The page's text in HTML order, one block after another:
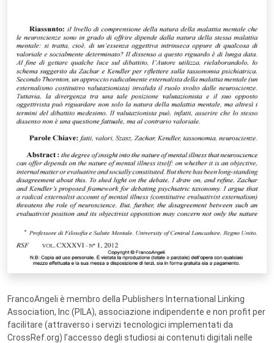
FrancoAngeli è membro della Publishers International Linking
Association, Inc (PILA), associazione indipendente e non profit per
facilitare (attraverso i servizi tecnologici implementati da
CrossRef.org) l’accesso degli studiosi ai contenuti digitali nelle